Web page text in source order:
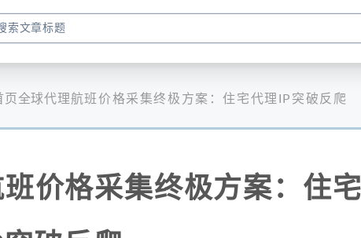
页全球代理航班价格采集终极方案：住宅代理IP突破反爬
班价格采集终极方案：住